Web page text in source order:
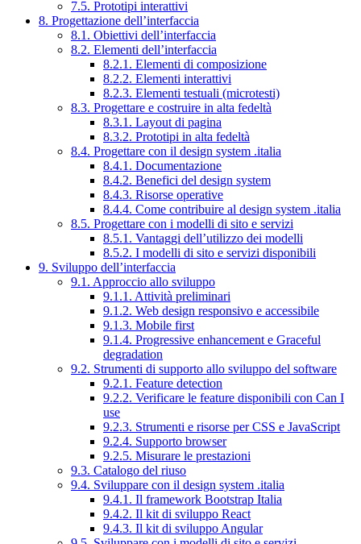
7.5. Prototipi interattivi
8. Progettazione dell’interfaccia
8.1. Obiettivi dell’interfaccia
8.2. Elementi dell’interfaccia
8.2.1. Elementi di composizione
8.2.2. Elementi interattivi
8.2.3. Elementi testuali (microtesti)
8.3. Progettare e costruire in alta fedeltà
8.3.1. Layout di pagina
8.3.2. Prototipi in alta fedeltà
8.4. Progettare con il design system .italia
8.4.1. Documentazione
8.4.2. Benefici del design system
8.4.3. Risorse operative
8.4.4. Come contribuire al design system .italia
8.5. Progettare con i modelli di sito e servizi
8.5.1. Vantaggi dell’utilizzo dei modelli
8.5.2. I modelli di sito e servizi disponibili
9. Sviluppo dell’interfaccia
9.1. Approccio allo sviluppo
9.1.1. Attività preliminari
9.1.2. Web design responsivo e accessibile
9.1.3. Mobile first
9.1.4. Progressive enhancement e Graceful
degradation
9.2. Strumenti di supporto allo sviluppo del software
9.2.1. Feature detection
9.2.2. Verificare le feature disponibili con Can I
use
9.2.3. Strumenti e risorse per CSS e JavaScript
9.2.4. Supporto browser
9.2.5. Misurare le prestazioni
9.3. Catalogo del riuso
9.4. Sviluppare con il design system .italia
9.4.1. Il framework Bootstrap Italia
9.4.2. Il kit di sviluppo React
9.4.3. Il kit di sviluppo Angular